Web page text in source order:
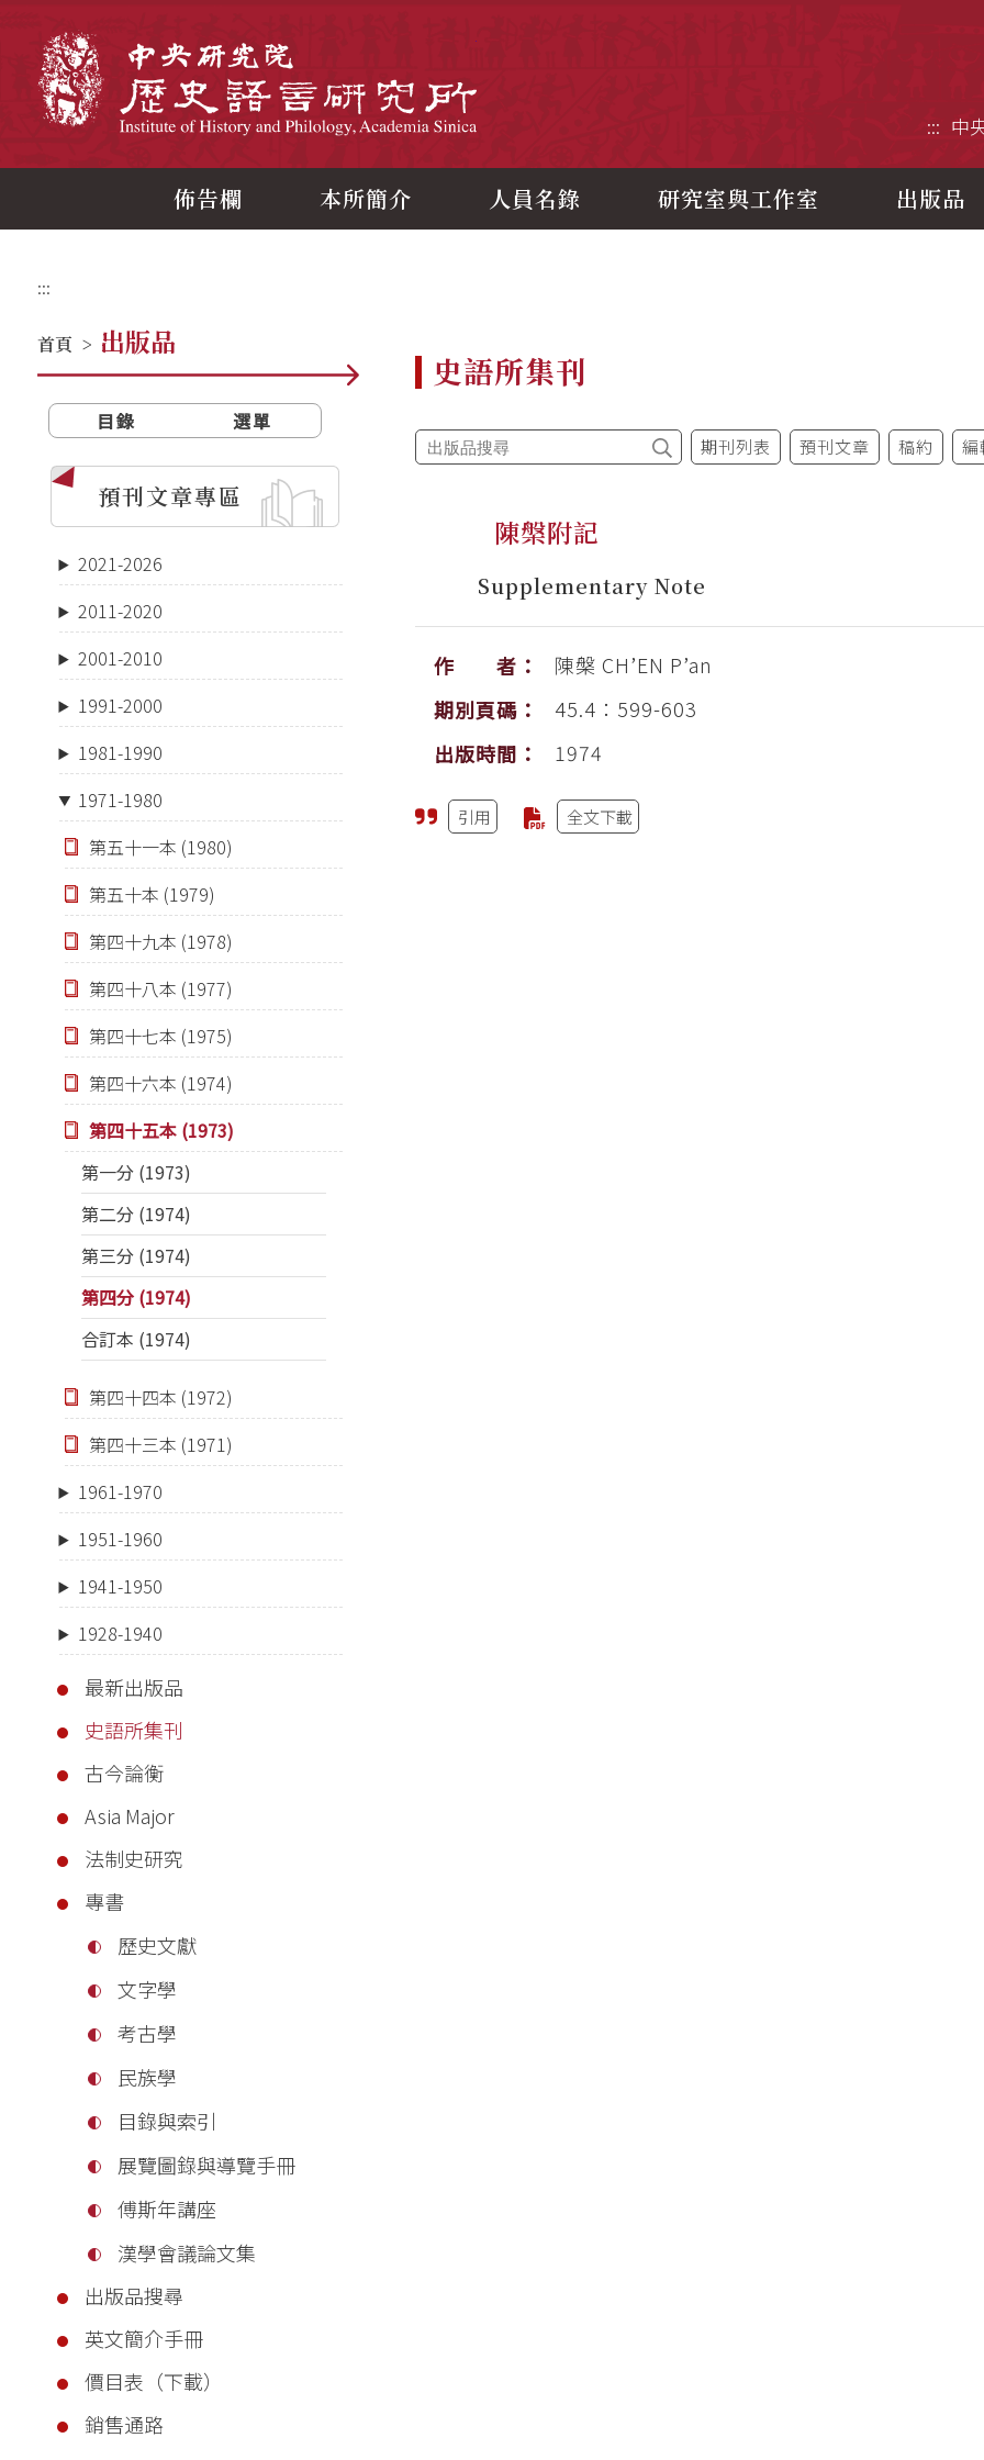
::: 中
佈告欄 本所簡介 人員名錄 研究室與工作室 出版品
:::
首頁 > 出版品
目錄 選單
預刊文章專區
2021-2026
2011-2020
2001-2010
1991-2000
1981-1990
1971-1980
第五十一本 (1980)
第五十本 (1979)
第四十九本 (1978)
第四十八本 (1977)
第四十七本 (1975)
第四十六本 (1974)
第四十五本 (1973)
第一分 (1973)
第二分 (1974)
第三分 (1974)
第四分 (1974)
合訂本 (1974)
第四十四本 (1972)
第四十三本 (1971)
1961-1970
1951-1960
1941-1950
1928-1940
最新出版品
史語所集刊
古今論衡
Asia Major
法制史研究
專書
歷史文獻
文字學
考古學
民族學
目錄與索引
展覽圖錄與導覽手冊
傅斯年講座
漢學會議論文集
出版品搜尋
英文簡介手冊
價目表（下載）
銷售通路
史語所集刊
期刊列表 預刊文章 稿約 編
陳槃附記
Supplementary Note
作 者： 陳槃 CH’EN P’an
期別頁碼：
45.4：599-603
出版時間：
1974
引用 全文下載